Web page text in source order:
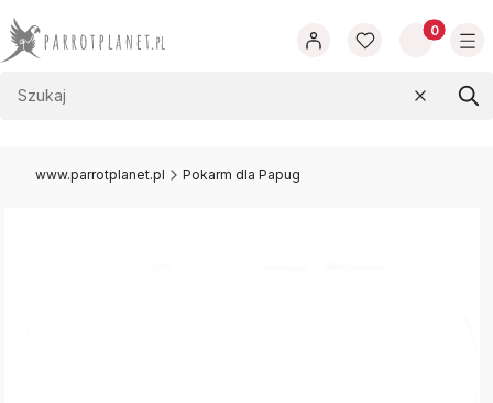
Produkty
Wyczyść
www.parrotplanet.pl Pokarm dla Papug